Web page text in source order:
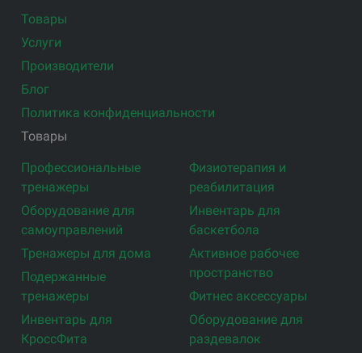
Товары
Услуги
Производители
Блог
Политика конфиденциальности
Товары
Профессиональные
тренажеры
Оборудование для
самоуправлений
Тренажеры для дома
Подержанные
тренажеры
Инвентарь для
КроссФита
Физиотерапия и
реабилитация
Инвентарь для
баскетбола
Активное рабочее
пространство
Фитнес аксессуары
Оборудование для
раздевалок